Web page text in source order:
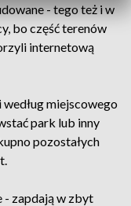
- tego też i w
bo część terenów
internetową
miejscowego
park lub inny
pozostałych
- zapdają w zbyt